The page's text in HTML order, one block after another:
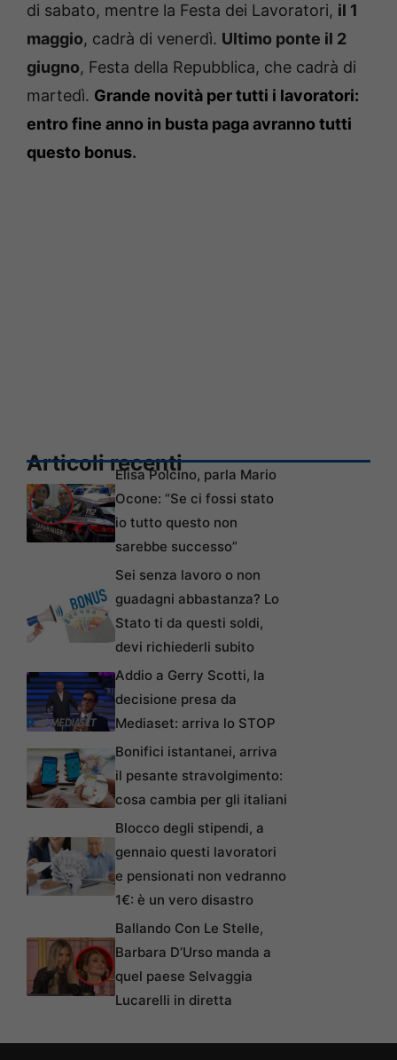
di sabato, mentre la Festa dei Lavoratori, il 1
maggio, cadrà di venerdì. Ultimo ponte il 2
giugno, Festa della Repubblica, che cadrà di
martedì. Grande novità per tutti i lavoratori:
entro fine anno in busta paga avranno tutti
questo bonus.
Articoli recentiElisa Polcino, parla Mario
Ocone: “Se ci fossi stato
io tutto questo non
sarebbe successo”
Sei senza lavoro o non
guadagni abbastanza? Lo
Stato ti da questi soldi,
devi richiederli subito
Addio a Gerry Scotti, la
decisione presa da
Mediaset: arriva lo STOP
Bonifici istantanei, arriva
il pesante stravolgimento:
cosa cambia per gli italiani
Blocco degli stipendi, a
gennaio questi lavoratori
e pensionati non vedranno
1€: è un vero disastro
Ballando Con Le Stelle,
Barbara D’Urso manda a
quel paese Selvaggia
Lucarelli in diretta